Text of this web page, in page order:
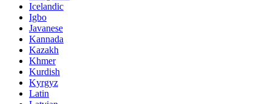
Icelandic
Igbo
Javanese
Kannada
Kazakh
Khmer
Kurdish
Kyrgyz
Latin